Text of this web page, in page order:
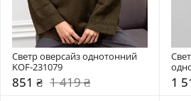
Светр оверсайз однотонний
KOF-231079
851 ₴ 1 419 ₴ 1